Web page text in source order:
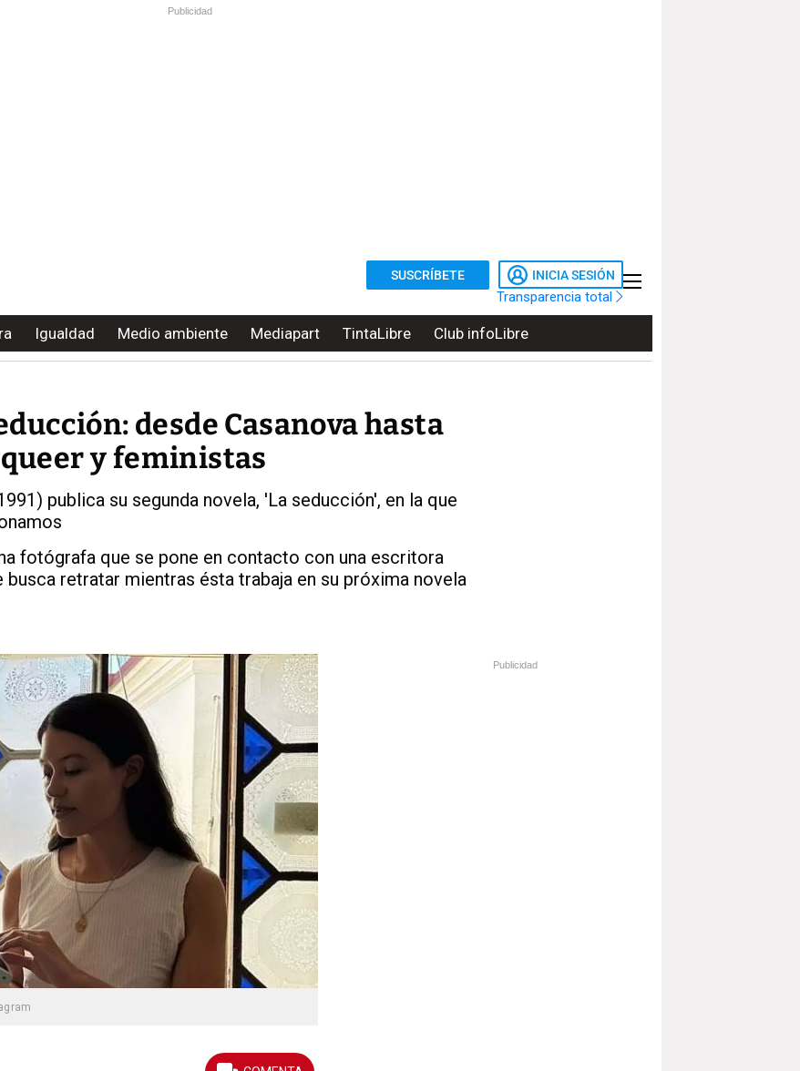
Publicidad
SUSCRÍBETE INICIA SESIÓN
Transparencia total
Igualdad Medio ambiente Mediapart TintaLibre Club infoLibre
desde Casanova hasta
y feministas
publica su segunda novela, 'La seducción', en la que
fotógrafa que se pone en contacto con una escritora
retratar mientras ésta trabaja en su próxima novela
Publicidad